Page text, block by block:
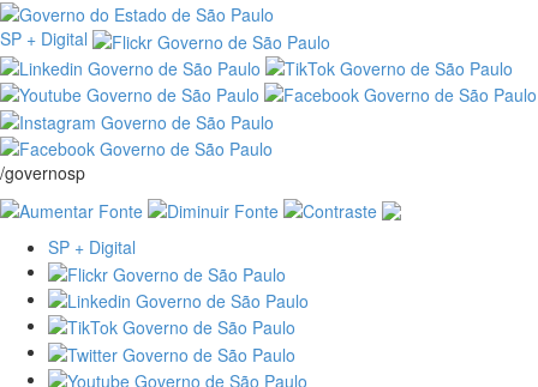
SP + Digital
/governosp
SP + Digital